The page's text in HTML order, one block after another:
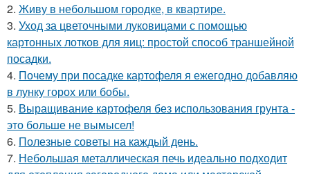
2. Живу в небольшом городке, в квартире.
3. Уход за цветочными луковицами с помощью
картонных лотков для яиц: простой способ траншейной
посадки.
4. Почему при посадке картофеля я ежегодно добавляю
в лунку горох или бобы.
5. Выращивание картофеля без использования грунта -
это больше не вымысел!
6. Полезные советы на каждый день.
7. Небольшая металлическая печь идеально подходит